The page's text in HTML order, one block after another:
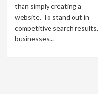
than simply creating a
website. To stand out in
competitive search results,
businesses...